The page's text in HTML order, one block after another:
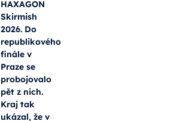
HAXAGON
Skirmish
2026. Do
republikového
finále v
Praze se
probojovalo
pět z nich.
Kraj tak
ukázal, že v